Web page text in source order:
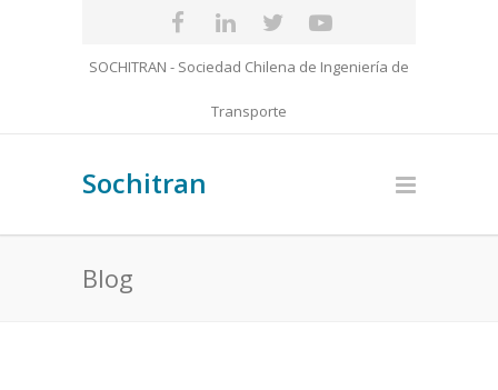
SOCHITRAN - Sociedad Chilena de Ingeniería de
Transporte
Sochitran
Blog